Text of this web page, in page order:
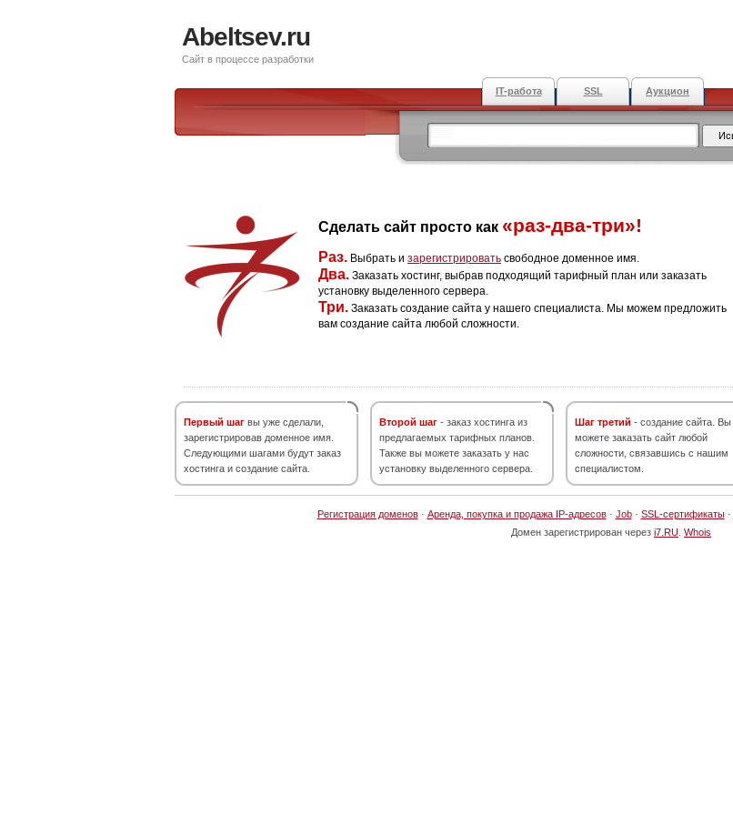
Abeltsev.ru
Сайт в процессе разработки
IT-работа SSL Аукцион
Сделать сайт просто как «раз-два-три»!
Раз. Выбрать и зарегистрировать свободное доменное имя.
Два. Заказать хостинг, выбрав подходящий тарифный план или заказать
установку выделенного сервера.
Три. Заказать создание сайта у нашего специалиста. Мы можем предложить
вам создание сайта любой сложности.
Первый шаг вы уже сделали,
зарегистрировав доменное имя.
Следующими шагами будут заказ
хостинга и создание сайта.
Второй шаг - заказ хостинга из
предлагаемых тарифных планов.
Также вы можете заказать у нас
установку выделенного сервера.
Шаг третий - создание сайта. Вы
можете заказать сайт любой
сложности, связавшись с нашим
специалистом.
Регистрация доменов· Аренда, покупка и продажа IP-адресов· Job· SSL-сертификаты·
Домен зарегистрирован через i7.RU Whois